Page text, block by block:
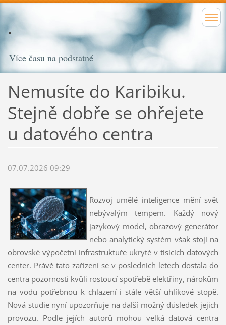
Více času na podstatné
Nemusíte do Karibiku.
Stejně dobře se ohřejete
u datového centra
07.07.2026 09:29
Rozvoj umělé inteligence mění svět
nebývalým tempem. Každý nový
jazykový model, obrazový generátor
nebo analytický systém však stojí na
obrovské výpočetní infrastruktuře ukryté v tisících datových
center. Právě tato zařízení se v posledních letech dostala do
centra pozornosti kvůli rostoucí spotřebě elektřiny, nárokům
na vodu potřebnou k chlazení i stále větší uhlíkové stopě.
Nová studie nyní upozorňuje na další možný důsledek jejich
provozu. Podle jejích autorů mohou velká datová centra